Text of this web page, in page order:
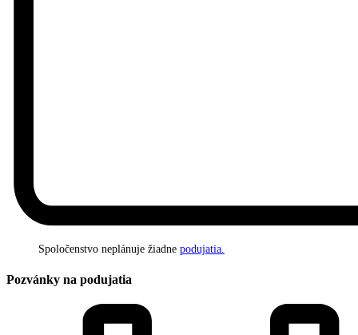
Spoločenstvo neplánuje žiadne podujatia.
Pozvánky na podujatia